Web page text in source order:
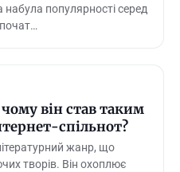
набула популярності серед
він став таким
спільнот?
жанр, що
творів. Він охоплює